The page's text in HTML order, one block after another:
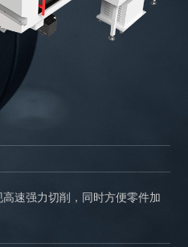
速强力切削，同时方便零件加